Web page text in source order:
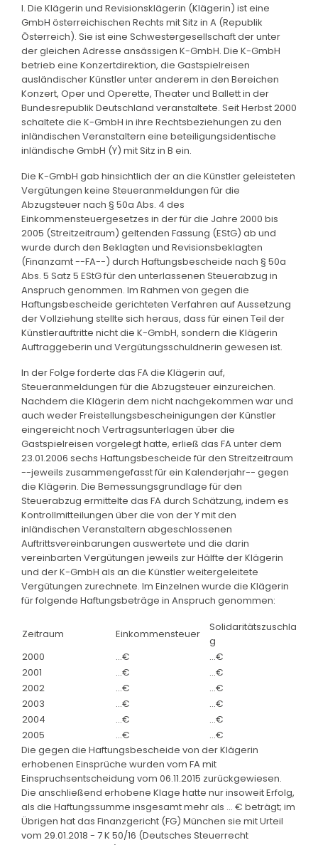
I. Die Klägerin und Revisionsklägerin (Klägerin) ist eine
GmbH österreichischen Rechts mit Sitz in A (Republik
Österreich). Sie ist eine Schwestergesellschaft der unter
der gleichen Adresse ansässigen K-GmbH. Die K-GmbH
betrieb eine Konzertdirektion, die Gastspielreisen
ausländischer Künstler unter anderem in den Bereichen
Konzert, Oper und Operette, Theater und Ballett in der
Bundesrepublik Deutschland veranstaltete. Seit Herbst 2000
schaltete die K-GmbH in ihre Rechtsbeziehungen zu den
inländischen Veranstaltern eine beteiligungsidentische
inländische GmbH (Y) mit Sitz in B ein.
Die K-GmbH gab hinsichtlich der an die Künstler geleisteten
Vergütungen keine Steueranmeldungen für die
Abzugsteuer nach § 50a Abs. 4 des
Einkommensteuergesetzes in der für die Jahre 2000 bis
2005 (Streitzeitraum) geltenden Fassung (EStG) ab und
wurde durch den Beklagten und Revisionsbeklagten
(Finanzamt --FA--) durch Haftungsbescheide nach § 50a
Abs. 5 Satz 5 EStG für den unterlassenen Steuerabzug in
Anspruch genommen. Im Rahmen von gegen die
Haftungsbescheide gerichteten Verfahren auf Aussetzung
der Vollziehung stellte sich heraus, dass für einen Teil der
Künstlerauftritte nicht die K-GmbH, sondern die Klägerin
Auftraggeberin und Vergütungsschuldnerin gewesen ist.
In der Folge forderte das FA die Klägerin auf,
Steueranmeldungen für die Abzugsteuer einzureichen.
Nachdem die Klägerin dem nicht nachgekommen war und
auch weder Freistellungsbescheinigungen der Künstler
eingereicht noch Vertragsunterlagen über die
Gastspielreisen vorgelegt hatte, erließ das FA unter dem
23.01.2006 sechs Haftungsbescheide für den Streitzeitraum
--jeweils zusammengefasst für ein Kalenderjahr-- gegen
die Klägerin. Die Bemessungsgrundlage für den
Steuerabzug ermittelte das FA durch Schätzung, indem es
Kontrollmitteilungen über die von der Y mit den
inländischen Veranstaltern abgeschlossenen
Auftrittsvereinbarungen auswertete und die darin
vereinbarten Vergütungen jeweils zur Hälfte der Klägerin
und der K-GmbH als an die Künstler weitergeleitete
Vergütungen zurechnete. Im Einzelnen wurde die Klägerin
für folgende Haftungsbeträge in Anspruch genommen:
Zeitraum Einkommensteuer
Solidaritätszuschla
g
2000
...€
...€
2001
...€
...€
2002
...€
...€
2003
...€
...€
2004
...€
...€
2005
...€
...€
Die gegen die Haftungsbescheide von der Klägerin
erhobenen Einsprüche wurden vom FA mit
Einspruchsentscheidung vom 06.11.2015 zurückgewiesen.
Die anschließend erhobene Klage hatte nur insoweit Erfolg,
als die Haftungssumme insgesamt mehr als ... € beträgt; im
Übrigen hat das Finanzgericht (FG) München sie mit Urteil
vom 29.01.2018 - 7 K 50/16 (Deutsches Steuerrecht